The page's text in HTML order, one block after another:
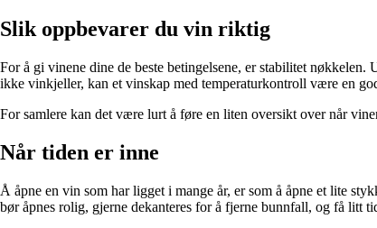
Slik oppbevarer du vin riktig
For å gi vinene dine de beste betingelsene, er stabilitet
ikke vinkjeller, kan et vinskap med temperaturkontroll være en
For samlere kan det være lurt å føre en liten oversikt over når
Når tiden er inne
Å åpne en vin som har ligget i mange år, er som å åpne et lite
bør åpnes rolig, gjerne dekanteres for å fjerne bunnfall, og få litt